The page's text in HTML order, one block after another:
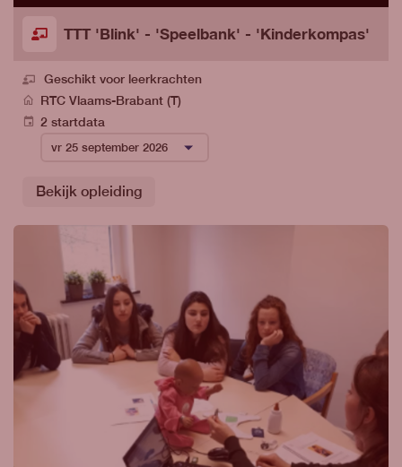
TTT 'Blink' - 'Speelbank' - 'Kinderkompas'
Geschikt voor leerkrachten
RTC Vlaams-Brabant (T)
2 startdata
Bekijk opleiding